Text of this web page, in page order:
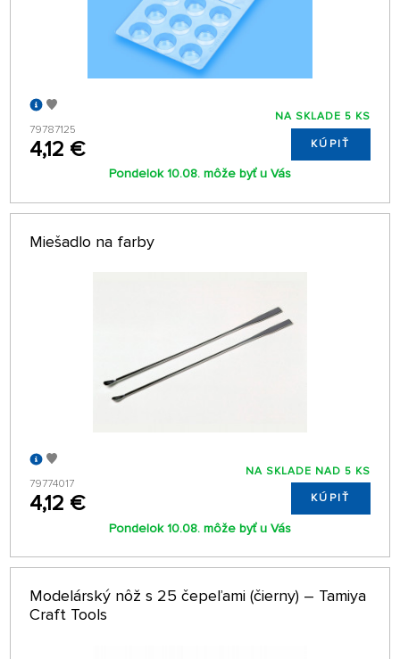
79787125
4,12 €
NA SKLADE 5 KS
KÚPIŤ
Pondelok 10.08. môže byť u Vás
Miešadlo na farby
79774017
4,12 €
NA SKLADE NAD 5 KS
KÚPIŤ
Pondelok 10.08. môže byť u Vás
Modelárský nôž s 25 čepeľami (čierny) – Tamiya
Craft Tools